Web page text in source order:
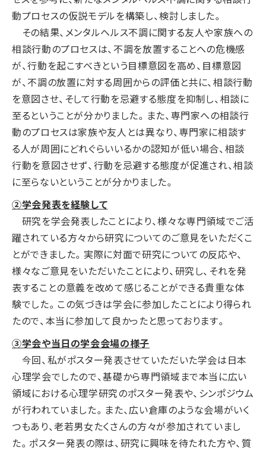
動プロセスの仮説モデルを構築し、検討しました。
その結果、メンタルヘルス不調に関する友人や家族への
相談行動のプロセスは、不調を放置することへの危機感
が、行動を起こすべきという目標意図を高め、目標意図
が、不調の放置に対する周囲からの評価と共に、相談行動
を意図させ、そして行動を忌避する態度を抑制し、相談に
至るということが分かりました。また、専門家への相談行
動のプロセスは家族や友人とは異なり、専門家に相談す
る人が周囲にどれぐらいいるかの認知が低い場合、相談
行動を意図させず、行動を忌避する態度が促進され、相談
に至らないということが分かりました。
②学会発表を経験して
研究を学会発表したことにより、様々な専門領域でご活
躍されている方々から研究についてのご意見をいただくこ
とができました。実際に対面で研究についての反応や、
様々なご意見をいただいたことにより、研究し、それを発
表することの意義を改めて感じることができる貴重な体
験でした。この気づきは学会に参加したことにより得られ
たので、本当に参加して良かったと思っております。
③学会や当日の学会会場の様子
今回、私がポスター発表させていただいた学会は日本
心理学会でしたので、基礎から専門領域まで本当に広い
領域における心理学研究のポスター発表や、シンポジウム
が行われていました。また、広い倉庫のような会場がいく
つもあり、老若男女たくさんの方々が参加されていまし
た。ポスター発表の際は、研究に興味を待たれた方や、質